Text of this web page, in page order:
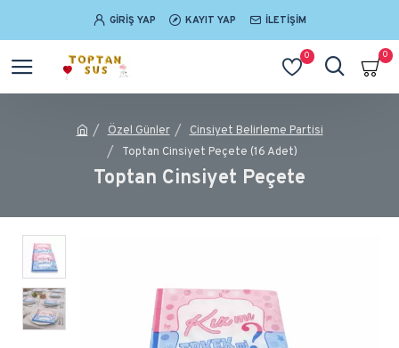
GIRIŞ YAP KAYIT YAP İLETIŞIM
0 0
Özel Günler
Cinsiyet Belirleme Partisi
Toptan Cinsiyet Peçete (16 Adet)
Toptan Cinsiyet Peçete